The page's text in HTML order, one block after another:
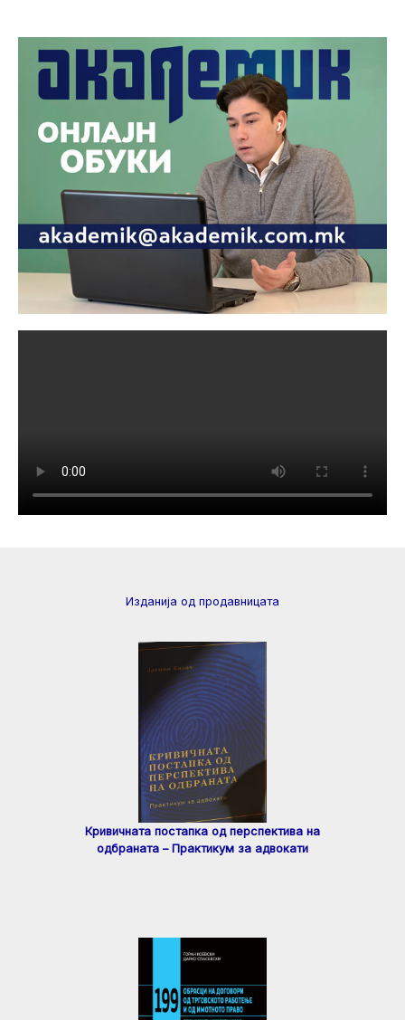
Изданија од продавницата
Кривичната постапка од перспектива на
одбраната – Практикум за адвокати